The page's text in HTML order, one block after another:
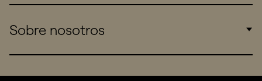
Startups
Work
Sobre nosotros